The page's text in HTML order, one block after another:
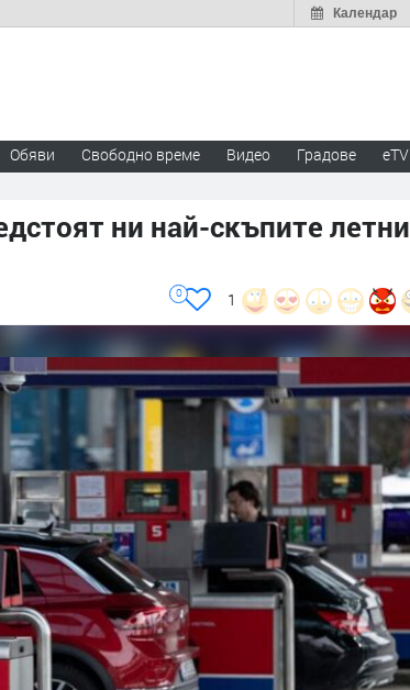
Календар
Обяви Свободно време Видео Градове eTV
ни най-скъпите летни
1
0